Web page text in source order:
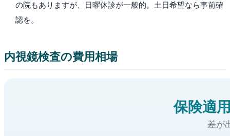
の院もありますが、日曜休診が一般的。土日希望なら事前確
認を。
内視鏡検査の費用相場